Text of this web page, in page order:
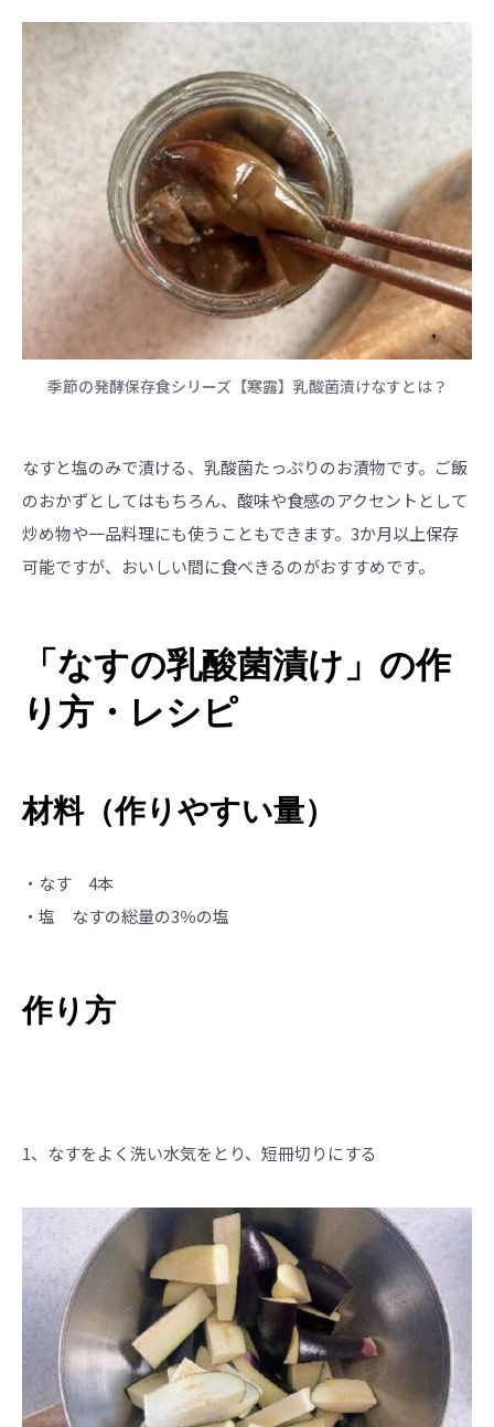
季節の発酵保存食シリーズ【寒露】乳酸菌漬けなすとは？
なすと塩のみで漬ける、乳酸菌たっぷりのお漬物です。ご飯
のおかずとしてはもちろん、酸味や食感のアクセントとして
炒め物や一品料理にも使うこともできます。3か月以上保存
可能ですが、おいしい間に食べきるのがおすすめです。
「なすの乳酸菌漬け」の作
り方・レシピ
材料（作りやすい量）
・なす 4本
・塩 なすの総量の3％の塩
作り方
1、なすをよく洗い水気をとり、短冊切りにする